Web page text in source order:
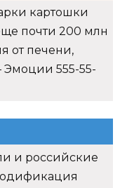
картошки
почти 200 млн
от печени,
Эмоции 555-55-
и российские